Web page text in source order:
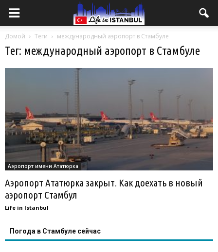
Домой Теги международный аэропорт в Стамбуле
Тег: международный аэропорт в Стамбуле
Аэропорт имени Ататюрка
Аэропорт Ататюрка закрыт. Как доехать в новый
аэропорт Стамбул
Life in Istanbul
Погода в Стамбуле сейчас